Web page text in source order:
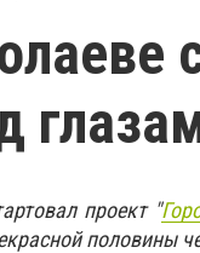
проект "
половины